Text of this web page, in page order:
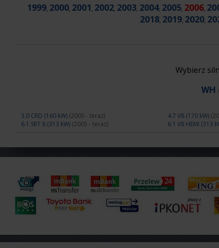
1999, 2000, 2001, 2002, 2003, 2004, 2005, 2006,
2018, 2019, 2020,
Wybierz
WH
3.0 CRD (160 kW) (2005 - teraz) 4.7 V8 (170 kW)
6.1 SRT 8 (313 kW) (2005 - teraz) 6.1 V8 HEMI (313